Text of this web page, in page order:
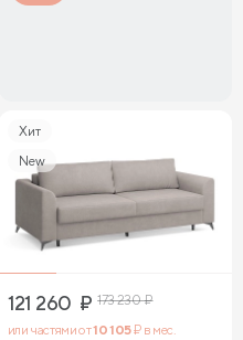
Хит
New
121 260 ₽ 173 230₽
или частями от10 105₽ в мес.